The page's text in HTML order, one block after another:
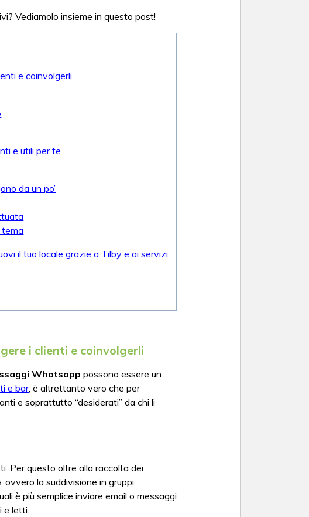
Vediamolo insieme in questo post!
e coinvolgerli
e utili per te
da un po’
il tuo locale grazie a Tilby e ai servizi
i clienti e coinvolgerli
Whatsapp possono essere un
e bar, è altrettanto vero che per
e soprattutto “desiderati” da chi li
Per questo oltre alla raccolta dei
, ovvero la suddivisione in gruppi
è più semplice inviare email o messaggi
e letti.